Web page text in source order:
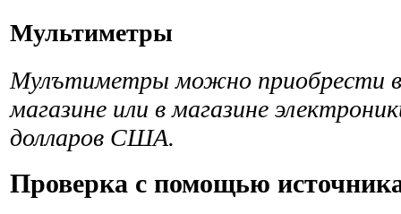
Мультиметры
Мулътиметры можно приобрести в
магазине или в мага­зине
долларов США.
Проверка с помощью